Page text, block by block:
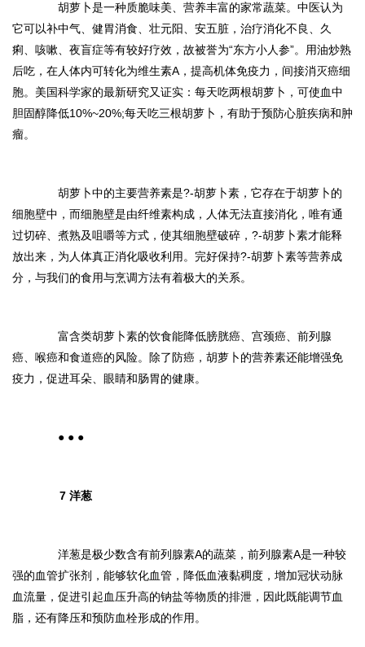
胡萝卜是一种质脆味美、营养丰富的家常蔬菜。中医认为
它可以补中气、健胃消食、壮元阳、安五脏，治疗消化不良、久
痢、咳嗽、夜盲症等有较好疗效，故被誉为“东方小人参”。用油炒熟
后吃，在人体内可转化为维生素A，提高机体免疫力，间接消灭癌细
胞。美国科学家的最新研究又证实：每天吃两根胡萝卜，可使血中
胆固醇降低10%~20%;每天吃三根胡萝卜，有助于预防心脏疾病和肿
瘤。
胡萝卜中的主要营养素是?-胡萝卜素，它存在于胡萝卜的
细胞壁中，而细胞壁是由纤维素构成，人体无法直接消化，唯有通
过切碎、煮熟及咀嚼等方式，使其细胞壁破碎， ?-胡萝卜素才能释
放出来，为人体真正消化吸收利用。完好保持?-胡萝卜素等营养成
分，与我们的食用与烹调方法有着极大的关系。
富含类胡萝卜素的饮食能降低膀胱癌、宫颈癌、前列腺
癌、喉癌和食道癌的风险。除了防癌，胡萝卜的营养素还能增强免
疫力，促进耳朵、眼睛和肠胃的健康。
● ● ●
7 洋葱
洋葱是极少数含有前列腺素A的蔬菜，前列腺素A是一种较
强的血管扩张剂，能够软化血管，降低血液黏稠度，增加冠状动脉
血流量，促进引起血压升高的钠盐等物质的排泄，因此既能调节血
脂，还有降压和预防血栓形成的作用。